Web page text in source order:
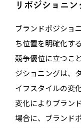
リポジショニン
ブランドポジショ
ち位置を明確化す
競争優位に立つこ
ジショニングは、
イフスタイルの変
変化によりブラン
場合に、ブランド